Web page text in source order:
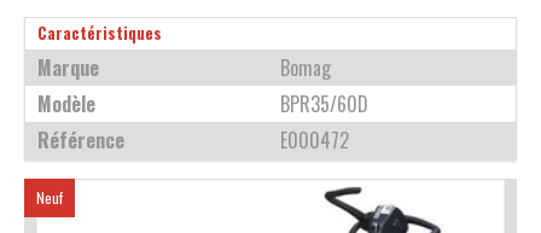
Neuf
Caractéristiques
Marque
Bomag
Modèle
BPR35/60D
Référence
E000472